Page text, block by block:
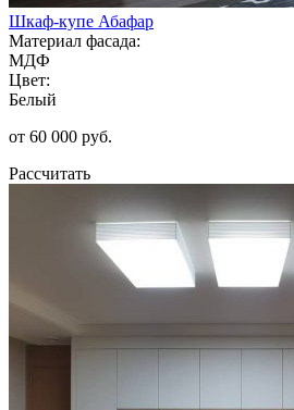
Шкаф-купе Абафар
Материал фасада:
МДФ
Цвет:
Белый
от 60 000 руб.
Рассчитать